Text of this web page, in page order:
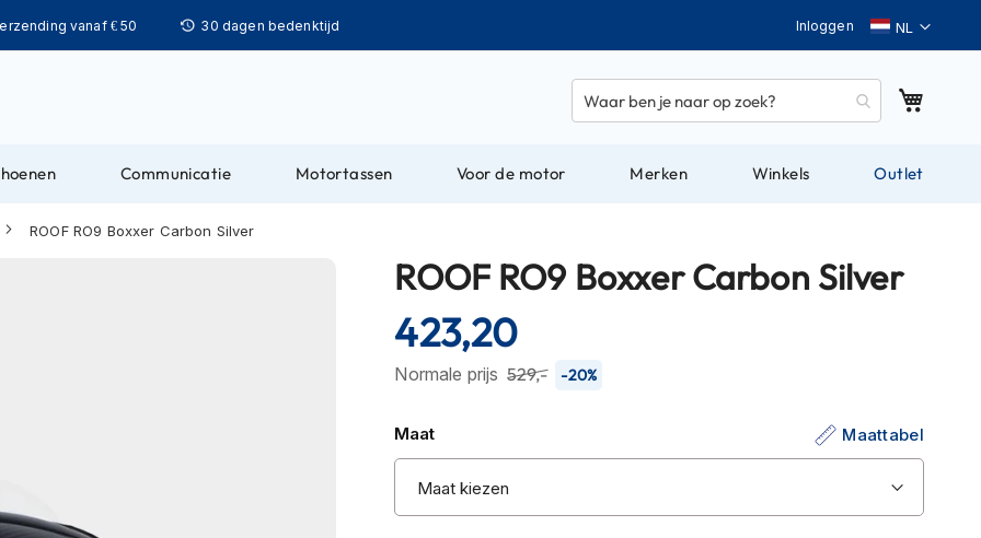
vanaf € 50 30 dagen bedenktijd Taal
Inloggen
Communicatie Motortassen Voor de motor Merken Winkels Outlet
ROOF RO9 Boxxer Carbon Silver
ROOF RO9 Boxxer Carbon Silver
Normale prijs 529,- -20%
423,20
Maat Maattabel